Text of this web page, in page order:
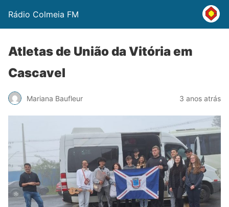
Rádio Colmeia FM
Atletas de União da Vitória em
Cascavel
Mariana Baufleur 3 anos atrás